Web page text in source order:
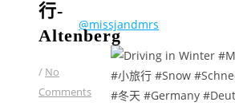
行-
Altenberg
/ No
Comments
@missjandmrs